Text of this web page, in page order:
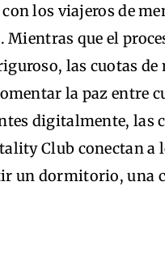
los viajeros de
que el
las cuotas
la paz entre
digitalmente, las
Club conectan a
un dormitorio, una